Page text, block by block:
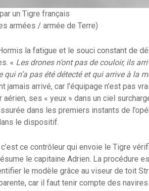
un Tigre français
armées / armée de Terre)
la fatigue et le souci constant de
« Les drones n’ont pas de couloir, ils
n’a pas été détecté et qui arrive à la
jamais arrivé, car l’équipage n’est pas
aérien, ses « yeux » dans un ciel
dans les premiers instants de
le dispositif.
ce contrôleur qui envoie le Tigre
le capitaine Adrien. La procédure
le modèle grâce au viseur de toit
car il faut tenir compte des